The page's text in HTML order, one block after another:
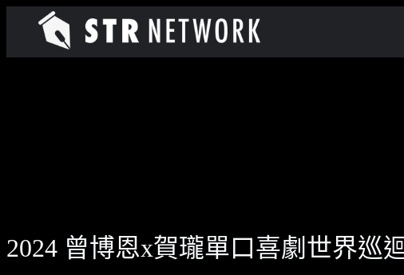
2024 曾博恩x賀瓏單口喜劇世界巡